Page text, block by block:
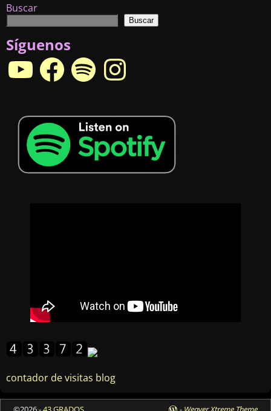
Buscar
Buscar
Síguenos
contador de visitas blog